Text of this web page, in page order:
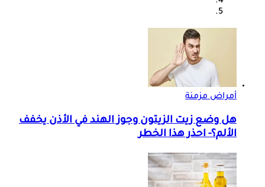
أمراض مزمنة
هل وضع زيت الزيتون وجوز الهند في الأذن يخفف
الألم؟- احذر هذا الخطر